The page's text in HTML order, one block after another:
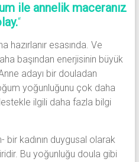
ile annelik maceranız
“
hazırlanır esasında. Ve
başından enerjisinin büyük
adayı bir douladan
yoğunluğunu çok daha
ilgili daha fazla bilgi
kadının duygusal olarak
Bu yoğunluğu doula gibi